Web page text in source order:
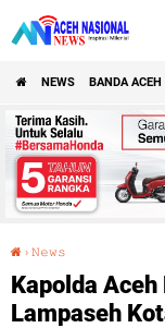
NEWS BANDA ACEH
› 𝙽𝚎𝚠𝚜
Kapolda
Lampaseh